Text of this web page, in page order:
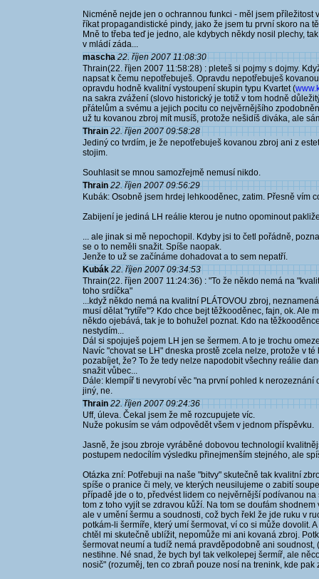
Nicméně nejde jen o ochrannou funkci - měl jsem
říkat propagandistické pindy, jako že jsem tu první skoro na
Mně to třeba teď je jedno, ale kdybych někdy nosil plechy,
v mládí záda...
mascha 22. říjen 2007 11:08:30
Thrain(22. říjen 2007 11:58:28) : pleteš si pojmy s dojmy.
napsat k čemu nepotřebuješ. Opravdu nepotřebuješ
opravdu hodně kvalitní vystoupení skupin typu Kvartet (
na sakra zvážení (slovo historický je totiž v tom hodně
přátelům a svému a jejich pocitu co nejvěrnějšího
už tu kovanou zbroj mít musíš, protože nešidíš diváka, ale
Thrain 22. říjen 2007 09:58:28
Jediný co tvrdím, je že nepotřebuješ kovanou zbroj ani z
stojim.
Souhlasit se mnou samozřejmě nemusí nikdo.
Thrain 22. říjen 2007 09:56:29
Kubák: Osobně jsem hrdej lehkooděnec, zatim. Přesně vím
Zabijení je jediná LH reálie kterou je nutno opominout
... ale jinak si mě nepochopil. Kdyby jsi to četl pořádně,
se o to neměli snažit. Spíše naopak.
Jenže to už se začínáme dohadovat a to sem nepatří.
Kubák 22. říjen 2007 09:34:53
Thrain(22. říjen 2007 11:24:36) : "To že někdo nemá na
toho srdíčka"
...když někdo nemá na kvalitní PLÁTOVOU zbroj,
musí dělat "rytíře"? Kdo chce bejt těžkooděnec, fajn, ok. Ale
někdo ojebává, tak je to bohužel poznat. Kdo na
nestydím...
Dál si spojuješ pojem LH jen se šermem. A to je trochu
Navíc "chovat se LH" dneska prostě zcela nelze, protože v
pozabíjet, že? To že tedy nelze napodobit všechny reálie
snažit vůbec...
Dále: klempíř ti nevyrobí věc "na první pohled k
jiný, ne.
Thrain 22. říjen 2007 09:24:36
Uff, úleva. Čekal jsem že mě rozcupujete víc.
Nuže pokusím se vám odpovědět všem v jednom příspěvku.
Jasně, že jsou zbroje vyráběné dobovou technologií
postupem nedocílím výsledku přinejmenším stejného, ale
Otázka zní: Potřebuji na naše "bitvy" skutečně tak kvalitní
spíše o pranice či mely, ve kterých neusilujeme o zabití
případě jde o to, předvést lidem co nejvěrnější podívanou
tom z toho vyjít se zdravou kůží. Na tom se doufám
ale v umění šermu a soudnosti, což bych řekl že jde ruku v
potkám-li šermíře, který umí šermovat, ví co si může dovolit.
chtěl mi skutečně ublížit, nepomůže mi ani kovaná zbroj.
šermovat neumí a tudíž nemá pravděpodobně ani
nestihne. Né snad, že bych byl tak velkolepej šermíř, ale
nosič" (rozuměj, ten co zbraň pouze nosí na trenink, kde